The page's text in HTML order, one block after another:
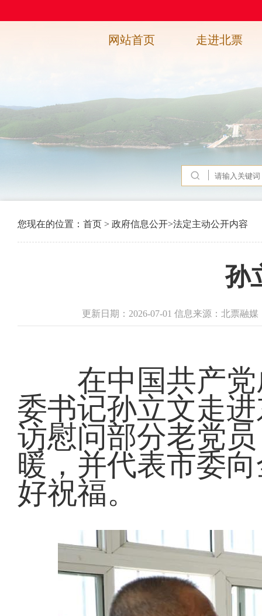
网站首页 走进北票
您现在的位置： 首页 > 政府信息公开>法定主动公开内容
孙
更新日期：2026-07-01 信息来源：北票融
在中国共产党
委书记孙立文走
访慰问部分老党
暖，并代表市委
好祝福。